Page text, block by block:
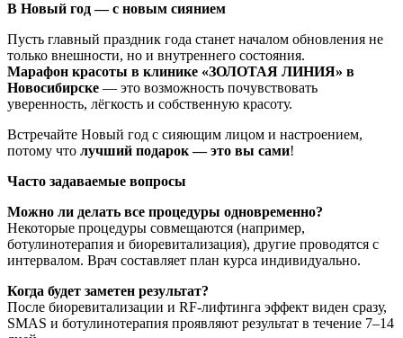
В Новый год — с новым сиянием
Пусть главный праздник года станет началом обновления не
только внешности, но и внутреннего состояния.
Марафон красоты в клинике «ЗОЛОТАЯ ЛИНИЯ» в
Новосибирске — это возможность почувствовать
уверенность, лёгкость и собственную красоту.
Встречайте Новый год с сияющим лицом и настроением,
потому что лучший подарок — это вы сами!
Часто задаваемые вопросы
Можно ли делать все процедуры одновременно?
Некоторые процедуры совмещаются (например,
ботулинотерапия и биоревитализация), другие проводятся с
интервалом. Врач составляет план курса индивидуально.
Когда будет заметен результат?
После биоревитализации и RF-лифтинга эффект виден сразу,
SMAS и ботулинотерапия проявляют результат в течение 7–14